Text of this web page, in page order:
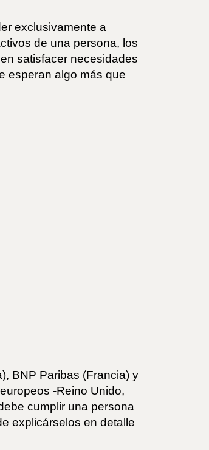
exclusivamente a
de una persona, los
satisfacer necesidades
esperan algo más que
BNP Paribas (Francia) y
-Reino Unido,
cumplir una persona
explicárselos en detalle